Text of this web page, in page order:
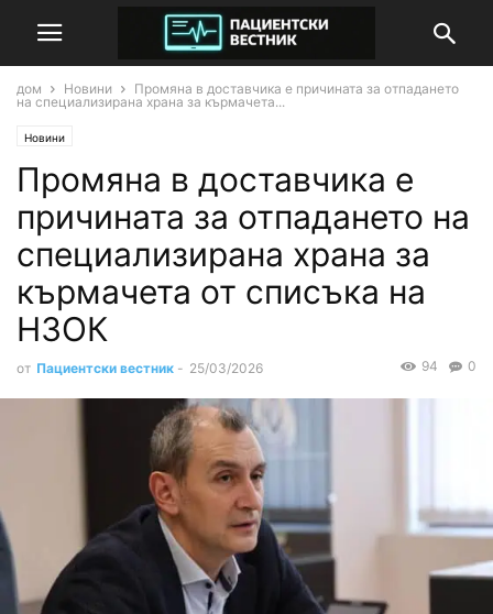
дом Новини
Промяна в доставчика е причината за отпадането
на специализирана храна за кърмачета...
Новини
Промяна в доставчика е
причината за отпадането на
специализирана храна за
кърмачета от списъка на
НЗОК
от Пациентски вестник - 25/03/2026 0
94